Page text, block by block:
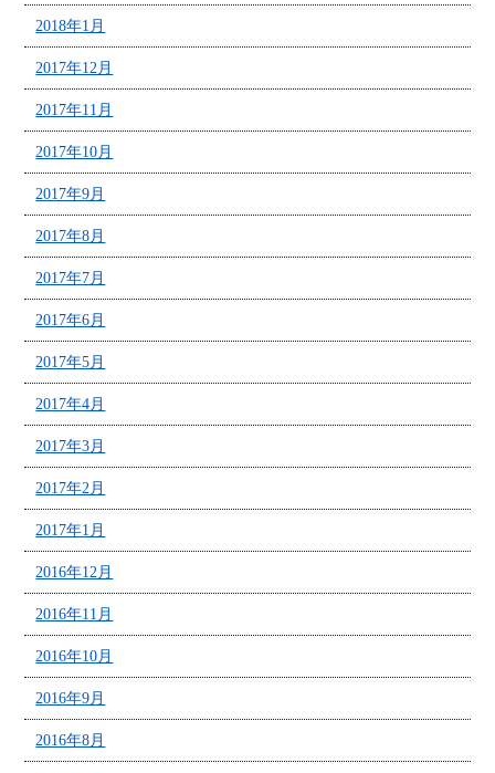
2018年1月
2017年12月
2017年11月
2017年10月
2017年9月
2017年8月
2017年7月
2017年6月
2017年5月
2017年4月
2017年3月
2017年2月
2017年1月
2016年12月
2016年11月
2016年10月
2016年9月
2016年8月